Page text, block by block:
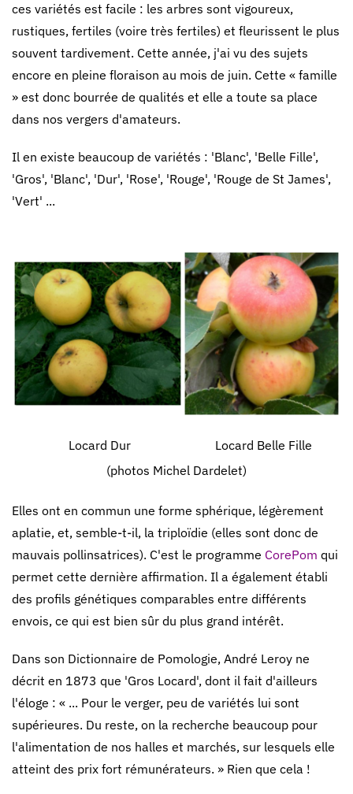
ces variétés est facile : les arbres sont vigoureux,
rustiques, fertiles (voire très fertiles) et fleurissent le plus
souvent tardivement. Cette année, j'ai vu des sujets
encore en pleine floraison au mois de juin. Cette « famille
» est donc bourrée de qualités et elle a toute sa place
dans nos vergers d'amateurs.
Il en existe beaucoup de variétés : 'Blanc', 'Belle Fille',
'Gros', 'Blanc', 'Dur', 'Rose', 'Rouge', 'Rouge de St James',
'Vert' ...
Locard Dur
Locard Belle Fille
(photos Michel Dardelet)
Elles ont en commun une forme sphérique, légèrement
aplatie, et, semble-t-il, la triploïdie (elles sont donc de
mauvais pollinsatrices). C'est le programme CorePom qui
permet cette dernière affirmation. Il a également établi
des profils génétiques comparables entre différents
envois, ce qui est bien sûr du plus grand intérêt.
Dans son Dictionnaire de Pomologie, André Leroy ne
décrit en 1873 que 'Gros Locard', dont il fait d'ailleurs
l'éloge : « ... Pour le verger, peu de variétés lui sont
supérieures. Du reste, on la recherche beaucoup pour
l'alimentation de nos halles et marchés, sur lesquels elle
atteint des prix fort rémunérateurs. » Rien que cela !